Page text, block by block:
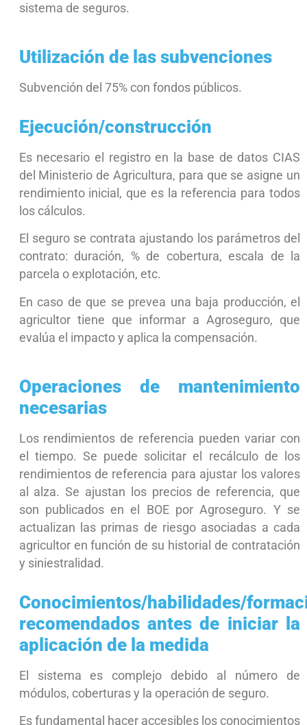
sistema de seguros.
Utilización de las subvenciones
Subvención del 75% con fondos públicos.
Ejecución/construcción
Es necesario el registro en la base de datos CIAS
del Ministerio de Agricultura, para que se asigne un
rendimiento inicial, que es la referencia para todos
los cálculos.
El seguro se contrata ajustando los parámetros del
contrato: duración, % de cobertura, escala de la
parcela o explotación, etc.
En caso de que se prevea una baja producción, el
agricultor tiene que informar a Agroseguro, que
evalúa el impacto y aplica la compensación.
Operaciones de mantenimiento
necesarias
Los rendimientos de referencia pueden variar con
el tiempo. Se puede solicitar el recálculo de los
rendimientos de referencia para ajustar los valores
al alza. Se ajustan los precios de referencia, que
son publicados en el BOE por Agroseguro. Y se
actualizan las primas de riesgo asociadas a cada
agricultor en función de su historial de contratación
y siniestralidad.
Conocimientos/habilidades/
recomendados antes de iniciar la
aplicación de la medida
El sistema es complejo debido al número de
módulos, coberturas y la operación de seguro.
Es fundamental hacer accesibles los conocimientos